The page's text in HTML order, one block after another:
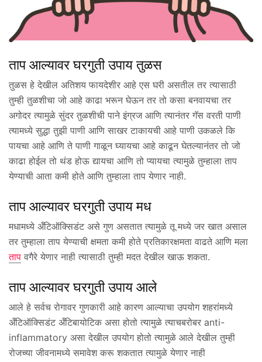
ताप आल्यावर घरगुती उपाय तुळस
तुळस हे देखील अतिशय फायदेशीर आहे एस घरी असतील तर त्यासाठी
तुम्ही तुळशीचा जो आहे काढा भरून घेऊन तर तो कसा बनवायचा तर
अगोदर त्यामुळे सुंदर तुळशीची पाने इंग्रज आणि त्यानंतर गॅस वरती पाणी
त्यामध्ये सुद्धा तुझी पाणी आणि साखर टाकायची आहे पाणी उकळले कि
पायचा आहे आणि ते पाणी गाळून घ्यायचा आहे काढून घेतल्यानंतर तो जो
काढा होईल तो थंड होऊ द्यायचा आणि तो प्यायचा त्यामुळे तुम्हाला ताप
येण्याची आता कमी होते आणि तुम्हाला ताप येणार नाही.
ताप आल्यावर घरगुती उपाय मध
मधामध्ये अँटिऑक्सिडंट असे गुण असतात त्यामुळे तू मध्ये जर खात असाल
तर तुम्हाला ताप येण्याची क्षमता कमी होते प्रतिकारक्षमता वाढते आणि मला
ताप वगैरे येणार नाही त्यासाठी तुम्ही मदत देखील खाऊ शकता.
ताप आल्यावर घरगुती उपाय आले
आले हे सर्वच रोगावर गुणकारी आहे कारण आल्याचा उपयोग शहरांमध्ये
अँटिऑक्सिडंट अँटिबायोटिक असा होतो त्यामुळे त्याचबरोबर anti-
inflammatory असा देखील उपयोग होतो त्यामुळे आले देखील तुम्ही
रोजच्या जीवनामध्ये समावेश करू शकतात त्यामुळे येणार नाही